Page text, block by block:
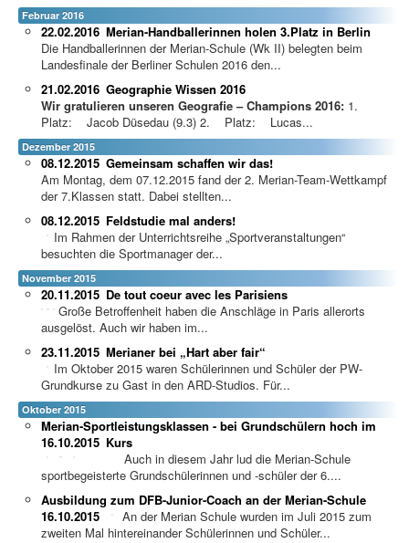
Februar 2016
Merian-Handballerinnen holen 3.Platz in Berlin
22.02.2016
Die Handballerinnen der Merian-Schule (Wk II) belegten beim
Landesfinale der Berliner Schulen 2016 den...
Geographie Wissen 2016
21.02.2016
Wir gratulieren unseren Geografie – Champions 2016: 1.
Platz: Jacob Düsedau (9.3) 2. Platz: Lucas...
Dezember 2015
Gemeinsam schaffen wir das!
08.12.2015
Am Montag, dem 07.12.2015 fand der 2. Merian-Team-Wettkampf
der 7.Klassen statt. Dabei stellten...
Feldstudie mal anders!
08.12.2015
Im Rahmen der Unterrichtsreihe „Sportveranstaltungen“
besuchten die Sportmanager der...
November 2015
De tout coeur avec les Parisiens
20.11.2015
Große Betroffenheit haben die Anschläge in Paris allerorts
ausgelöst. Auch wir haben im...
Merianer bei „Hart aber fair“
23.11.2015
Im Oktober 2015 waren Schülerinnen und Schüler der PW-
Grundkurse zu Gast in den ARD-Studios. Für...
Oktober 2015
Merian-Sportleistungsklassen - bei Grundschülern hoch im
Kurs
16.10.2015
Auch in diesem Jahr lud die Merian-Schule
sportbegeisterte Grundschülerinnen und -schüler der 6....
Ausbildung zum DFB-Junior-Coach an der Merian-Schule
16.10.2015
An der Merian Schule wurden im Juli 2015 zum
zweiten Mal hintereinander Schülerinnen und Schüler...